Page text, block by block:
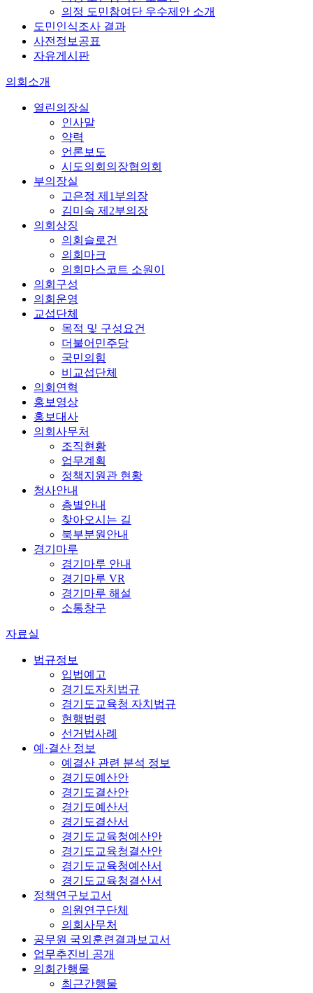
의정 도민참여단 우수제안 소개
도민인식조사 결과
사전정보공표
자유게시판
의회소개
열린의장실
인사말
약력
언론보도
시도의회의장협의회
부의장실
고은정 제1부의장
김미숙 제2부의장
의회상징
의회슬로건
의회마크
의회마스코트 소원이
의회구성
의회운영
교섭단체
목적 및 구성요건
더불어민주당
국민의힘
비교섭단체
의회연혁
홍보영상
홍보대사
의회사무처
조직현황
업무계획
정책지원관 현황
청사안내
층별안내
찾아오시는 길
북부분원안내
경기마루
경기마루 안내
경기마루 VR
경기마루 해설
소통창구
자료실
법규정보
입법예고
경기도자치법규
경기도교육청 자치법규
현행법령
선거법사례
예·결산 정보
예결산 관련 분석 정보
경기도예산안
경기도결산안
경기도예산서
경기도결산서
경기도교육청예산안
경기도교육청결산안
경기도교육청예산서
경기도교육청결산서
정책연구보고서
의원연구단체
의회사무처
공무원 국외훈련결과보고서
업무추진비 공개
의회간행물
최근간행물